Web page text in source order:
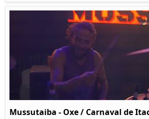
Mussutaiba - Oxe / Carnaval de